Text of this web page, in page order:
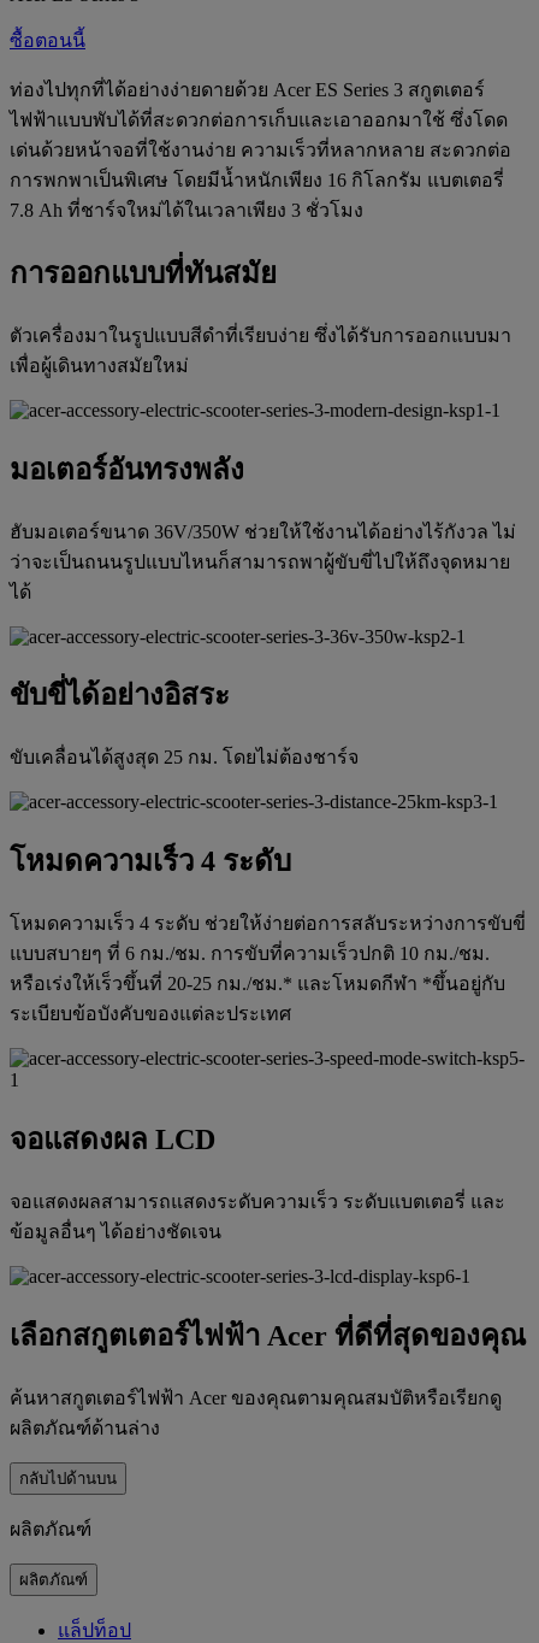
ซื้อตอนนี้
ท่องไปทุกที่ได้อย่างง่ายดายด้วย Acer ES Series 3 สกูตเตอร์
ไฟฟ้าแบบพับได้ที่สะดวกต่อการเก็บและเอาออกมาใช้ ซึ่งโดด
เด่นด้วยหน้าจอที่ใช้งานง่าย ความเร็วที่หลากหลาย สะดวกต่อ
การพกพาเป็นพิเศษ โดยมีน้ำหนักเพียง 16 กิโลกรัม แบตเตอรี่
7.8 Ah ที่ชาร์จใหม่ได้ในเวลาเพียง 3 ชั่วโมง
การออกแบบที่ทันสมัย
ตัวเครื่องมาในรูปแบบสีดำที่เรียบง่าย ซึ่งได้รับการออกแบบมา
เพื่อผู้เดินทางสมัยใหม่
มอเตอร์อันทรงพลัง
ฮับมอเตอร์ขนาด 36V/350W ช่วยให้ใช้งานได้อย่างไร้กังวล ไม่
ว่าจะเป็นถนนรูปแบบไหนก็สามารถพาผู้ขับขี่ไปให้ถึงจุดหมาย
ได้
ขับขี่ได้อย่างอิสระ
ขับเคลื่อนได้สูงสุด 25 กม. โดยไม่ต้องชาร์จ
โหมดความเร็ว 4 ระดับ
โหมดความเร็ว 4 ระดับ ช่วยให้ง่ายต่อการสลับระหว่างการขับขี่
แบบสบายๆ ที่ 6 กม./ชม. การขับที่ความเร็วปกติ 10 กม./ชม.
หรือเร่งให้เร็วขึ้นที่ 20-25 กม./ชม.* และโหมดกีฬา *ขึ้นอยู่กับ
ระเบียบข้อบังคับของแต่ละประเทศ
จอแสดงผล LCD
จอแสดงผลสามารถแสดงระดับความเร็ว ระดับแบตเตอรี่ และ
ข้อมูลอื่นๆ ได้อย่างชัดเจน
เลือกสกูตเตอร์ไฟฟ้า Acer ที่ดีที่สุดของคุณ
ค้นหาสกูตเตอร์ไฟฟ้า Acer ของคุณตามคุณสมบัติหรือเรียกดู
ผลิตภัณฑ์ด้านล่าง
กลับไปด้านบน
ผลิตภัณฑ์
ผลิตภัณฑ์
แล็ปท็อป